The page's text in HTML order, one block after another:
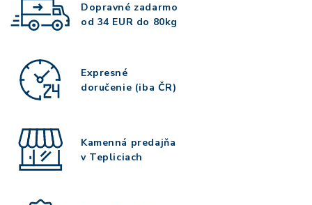
Dopravné zadarmo
od 34 EUR do 80kg
Expresné
doručenie (iba ČR)
Kamenná predajňa
v Tepliciach